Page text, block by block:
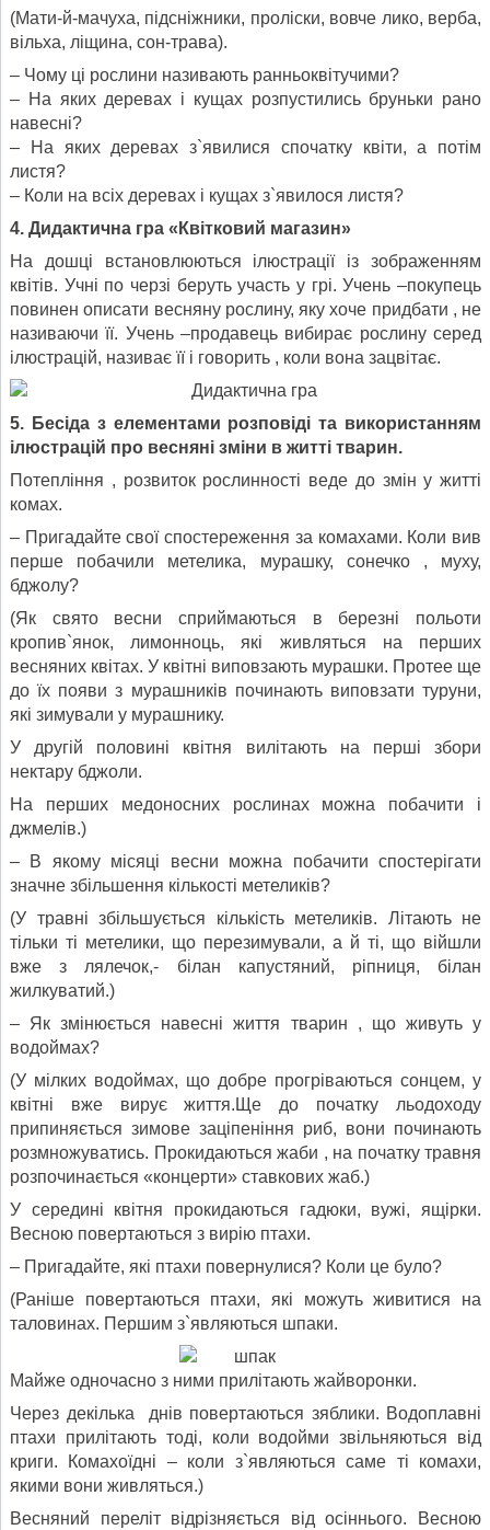
(Мати-й-мачуха, підсніжники, проліски, вовче лико, верба,
вільха, ліщина, сон-трава).
– Чому ці рослини називають ранньоквітучими?
– На яких деревах і кущах розпустились бруньки рано
навесні?
– На яких деревах з`явилися спочатку квіти, а потім
листя?
– Коли на всіх деревах і кущах з`явилося листя?
4. Дидактична гра «Квітковий магазин»
На дошці встановлюються ілюстрації із зображенням
квітів. Учні по черзі беруть участь у грі. Учень –покупець
повинен описати весняну рослину, яку хоче придбати , не
називаючи її. Учень –продавець вибирає рослину серед
ілюстрацій, називає її і говорить , коли вона зацвітає.
5. Бесіда з елементами розповіді та використанням
ілюстрацій про весняні зміни в житті тварин.
Потепління , розвиток рослинності веде до змін у житті
комах.
– Пригадайте свої спостереження за комахами. Коли вив
перше побачили метелика, мурашку, сонечко , муху,
бджолу?
(Як свято весни сприймаються в березні польоти
кропив`янок, лимонноць, які живляться на перших
весняних квітах. У квітні виповзають мурашки. Протее ще
до їх появи з мурашників починають виповзати туруни,
які зимували у мурашнику.
У другій половині квітня вилітають на перші збори
нектару бджоли.
На перших медоносних рослинах можна побачити і
джмелів.)
– В якому місяці весни можна побачити спостерігати
значне збільшення кількості метеликів?
(У травні збільшується кількість метеликів. Літають не
тільки ті метелики, що перезимували, а й ті, що війшли
вже з лялечок,- білан капустяний, ріпниця, білан
жилкуватий.)
– Як змінюється навесні життя тварин , що живуть у
водоймах?
(У мілких водоймах, що добре прогріваються сонцем, у
квітні вже вирує життя.Ще до початку льодоходу
припиняється зимове заціпеніння риб, вони починають
розмножуватись. Прокидаються жаби , на початку травня
розпочинається «концерти» ставкових жаб.)
У середині квітня прокидаються гадюки, вужі, ящірки.
Весною повертаються з вирію птахи.
– Пригадайте, які птахи повернулися? Коли це було?
(Раніше повертаються птахи, які можуть живитися на
таловинах. Першим з`являються шпаки.
Майже одночасно з ними прилітають жайворонки.
Через декілька днів повертаються зяблики. Водоплавні
птахи прилітають тоді, коли водойми звільняються від
криги. Комахоїдні – коли з`являються саме ті комахи,
якими вони живляться.)
Весняний переліт відрізняється від осіннього. Весною